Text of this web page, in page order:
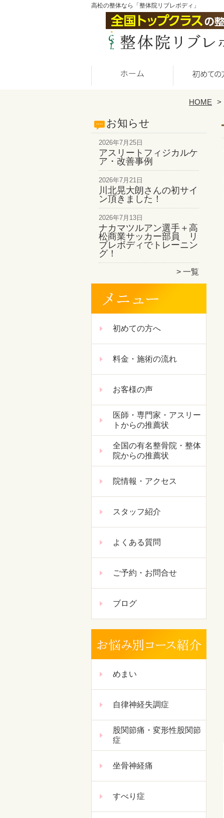
高松の整体なら「整体院リブレボディ」
HOME
お知らせ
2026年7月25日
アスリートフィジカルケ
ア・改善事例
2026年7月21日
川北晃大朗さんの初サイ
ン頂きました！
2026年7月13日
ナカマツルアン選手＋高
松商業サッカー部員 リ
ブレボディでトレーニン
グ！
一覧
初めての方へ
料金・施術の流れ
お客様の声
医師・専門家・アスリー
トからの推薦状
全国の有名整骨院・整体
院からの推薦状
院情報・アクセス
スタッフ紹介
よくある質問
ご予約・お問合せ
ブログ
めまい
自律神経失調症
股関節痛・変形性股関節
症
坐骨神経痛
すべり症